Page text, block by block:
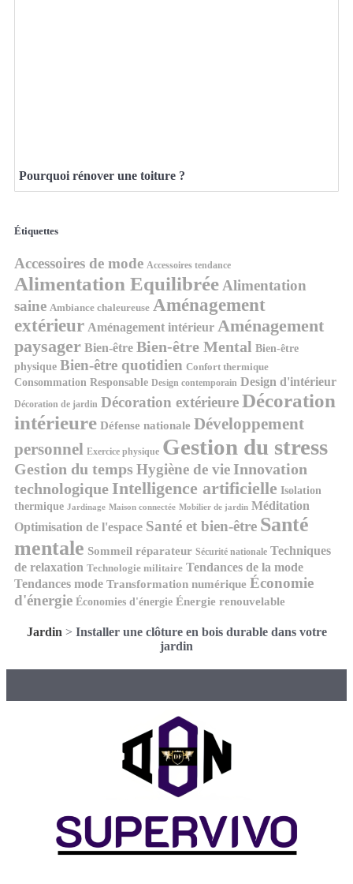
Pourquoi rénover une toiture ?
Étiquettes
Accessoires de mode Accessoires tendance
Alimentation Equilibrée Alimentation
saine Ambiance chaleureuse Aménagement
extérieur Aménagement intérieur Aménagement
paysager Bien-être Bien-être Mental Bien-être
physique Bien-être quotidien Confort thermique
Consommation Responsable Design contemporain Design d'intérieur
Décoration de jardin Décoration extérieureDécoration
intérieure Défense nationale Développement
personnel Exercice physique Gestion du stress
Gestion du temps Hygiène de vie Innovation
technologique Intelligence artificielle Isolation
thermique Jardinage Maison connectée Mobilier de jardin Méditation
Optimisation de l'espace Santé et bien-être Santé
mentale Sommeil réparateur Sécurité nationale Techniques
de relaxation Technologie militaire Tendances de la mode
Tendances mode Transformation numérique Économie
d'énergie Économies d'énergie Énergie renouvelable
Jardin > Installer une clôture en bois durable dans votre
jardin